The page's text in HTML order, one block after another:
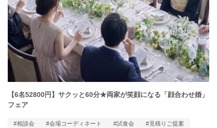
【6名52800円】サクッと60分★両家が笑顔になる「顔合わせ婚」
フェア
#相談会 #会場コーディネート #試食会 #見積りご提案